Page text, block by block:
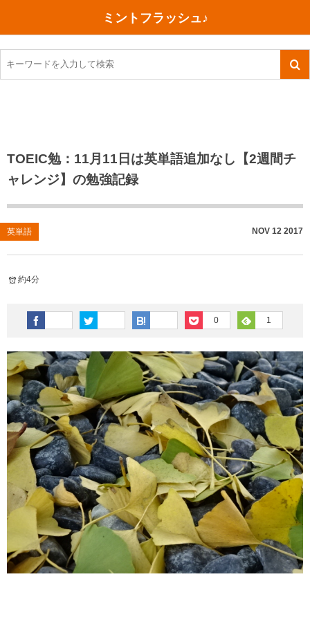
ミントフラッシュ♪
TOEIC勉：11月11日は英単語追加なし【2週間チ
ャレンジ】の勉強記録
英単語 NOV 12 2017
約4分
0 1
TOEIC感想・結果
TOEIC800点への道
TOEIC（作戦・ノウハウなど）
TOEIC700点への道
英単語
その他英語関連
今日買った本
ご朱印帳めぐり
川越（埼玉県）
沖縄
神戸
行ってきたあれこれ
旅行関連あれこれ
ファスティング
コスメ
ダイエット
健康あれこれ
美容あれこれ
食べ物
今日の一枚
月、星、宇宙